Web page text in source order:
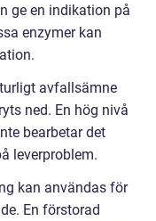
ge en indikation på
enzymer kan
avfallsämne
ned. En hög nivå
bearbetar det
leverproblem.
kan användas för
En förstorad